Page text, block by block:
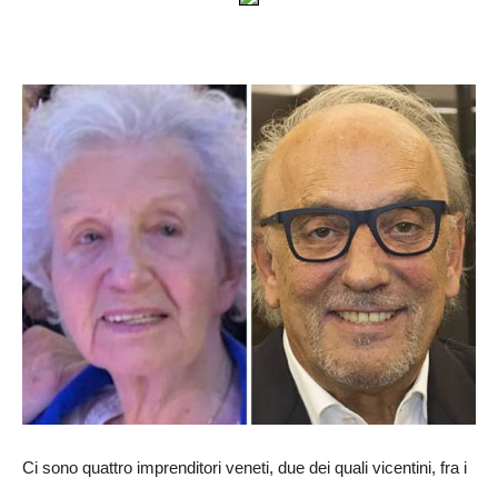
Ci sono quattro imprenditori veneti, due dei quali vicentini, fra i